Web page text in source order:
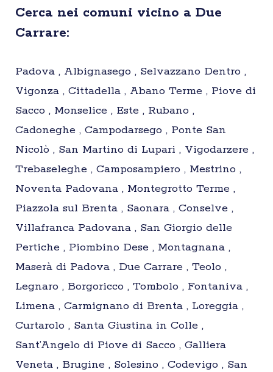
Cerca nei comuni vicino a Due
Carrare:
Padova , Albignasego , Selvazzano Dentro ,
Vigonza , Cittadella , Abano Terme , Piove di
Sacco , Monselice , Este , Rubano ,
Cadoneghe , Campodarsego , Ponte San
Nicolò , San Martino di Lupari , Vigodarzere ,
Trebaseleghe , Camposampiero , Mestrino ,
Noventa Padovana , Montegrotto Terme ,
Piazzola sul Brenta , Saonara , Conselve ,
Villafranca Padovana , San Giorgio delle
Pertiche , Piombino Dese , Montagnana ,
Maserà di Padova , Due Carrare , Teolo ,
Legnaro , Borgoricco , Tombolo , Fontaniva ,
Limena , Carmignano di Brenta , Loreggia ,
Curtarolo , Santa Giustina in Colle ,
Sant’Angelo di Piove di Sacco , Galliera
Veneta , Brugine , Solesino , Codevigo , San